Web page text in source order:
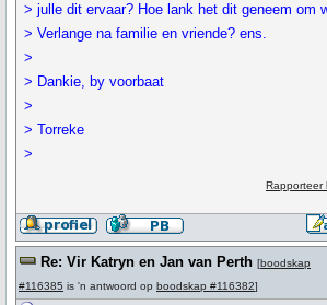
> julle dit ervaar? Hoe lank het dit geneem om
> Verlange na familie en vriende? ens.
>
> Dankie, by voorbaat
>
> Torreke
>
Rapporteer
Re: Vir Katryn en Jan van Perth [boodskap
#116385 is 'n antwoord op boodskap #116382]